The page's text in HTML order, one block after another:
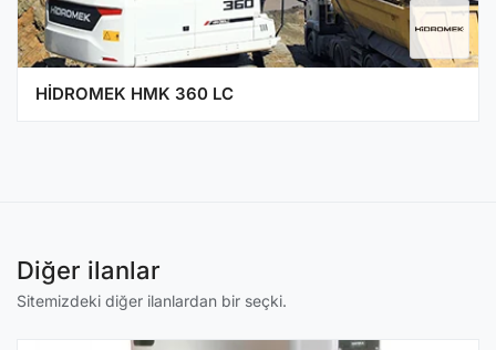
HİDROMEK HMK 360 LC
Diğer ilanlar
Sitemizdeki diğer ilanlardan bir seçki.